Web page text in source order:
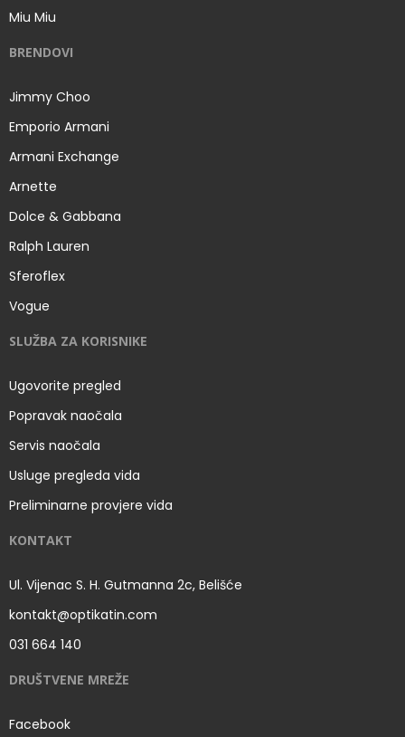
Miu Miu
BRENDOVI
Jimmy Choo
Emporio Armani
Armani Exchange
Arnette
Dolce & Gabbana
Ralph Lauren
Sferoflex
Vogue
SLUŽBA ZA KORISNIKE
Ugovorite pregled
Popravak naočala
Servis naočala
Usluge pregleda vida
Preliminarne provjere vida
KONTAKT
Ul. Vijenac S. H. Gutmanna 2c, Belišće
kontakt@optikatin.com
031 664 140
DRUŠTVENE MREŽE
Facebook